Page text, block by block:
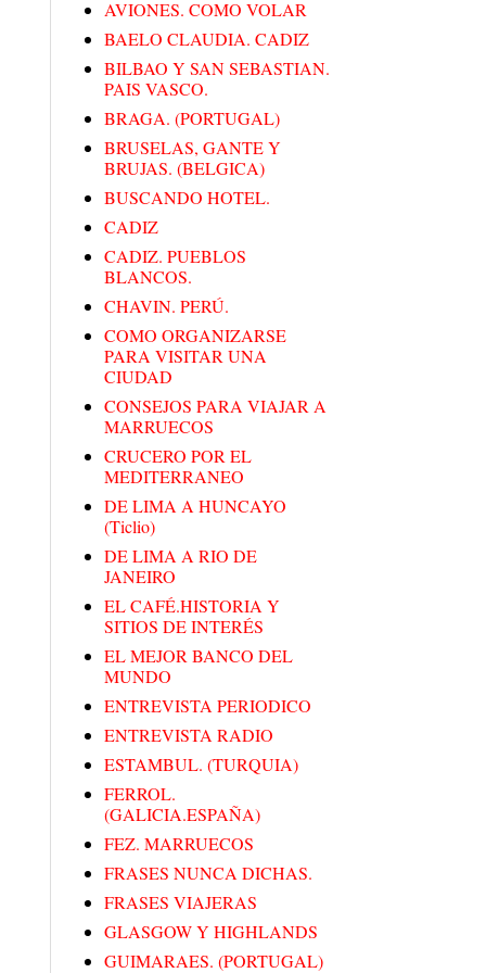
AVIONES. COMO VOLAR
BAELO CLAUDIA. CADIZ
BILBAO Y SAN SEBASTIAN.
PAIS VASCO.
BRAGA. (PORTUGAL)
BRUSELAS, GANTE Y
BRUJAS. (BELGICA)
BUSCANDO HOTEL.
CADIZ
CADIZ. PUEBLOS
BLANCOS.
CHAVIN. PERÚ.
COMO ORGANIZARSE
PARA VISITAR UNA
CIUDAD
CONSEJOS PARA VIAJAR A
MARRUECOS
CRUCERO POR EL
MEDITERRANEO
DE LIMA A HUNCAYO
(Ticlio)
DE LIMA A RIO DE
JANEIRO
EL CAFÉ.HISTORIA Y
SITIOS DE INTERÉS
EL MEJOR BANCO DEL
MUNDO
ENTREVISTA PERIODICO
ENTREVISTA RADIO
ESTAMBUL. (TURQUIA)
FERROL.
(GALICIA.ESPAÑA)
FEZ. MARRUECOS
FRASES NUNCA DICHAS.
FRASES VIAJERAS
GLASGOW Y HIGHLANDS
GUIMARAES. (PORTUGAL)